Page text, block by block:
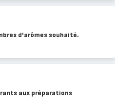
d'arômes souhaité.
aux préparations